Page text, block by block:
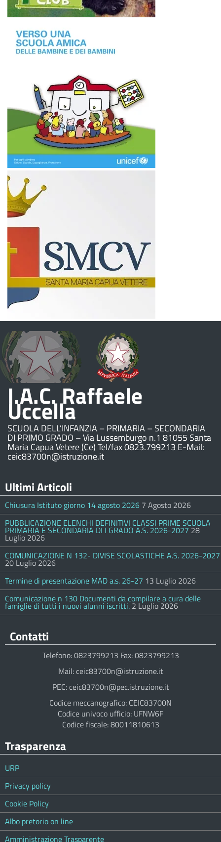
I.A.C. Raffaele
Uccella
SCUOLA DELL’INFANZIA – PRIMARIA – SECONDARIA
DI PRIMO GRADO – Via Lussemburgo n.1 81055 Santa
Maria Capua Vetere (Ce) Tel/fax 0823.799213 E-Mail:
ceic83700n@istruzione.it
Ultimi Articoli
Chiusura Istituto giorno 14 agosto 2026 7 Agosto 2026
PUBBLICAZIONE ELENCHI DEFINITIVI CLASSI PRIME SCUOLA
PRIMARIA E SECONDARIA DI I GRADO A.S. 2026-2027 28
Luglio 2026
COMUNICAZIONE N 132- DIVISE SCOLASTICHE A.S. 2026-2027
20 Luglio 2026
Termine di presentazione MAD a.s. 26-27 13 Luglio 2026
Comunicazione n 130 Documenti da compilare a cura delle
famiglie di tutti i nuovi alunni iscritti. 2 Luglio 2026
Contatti
Telefono: 0823799213 Fax: 0823799213
Mail: ceic83700n@istruzione.it
PEC: ceic83700n@pec.istruzione.it
Codice meccanografico: CEIC83700N
Codice univoco ufficio: UFNW6F
Codice fiscale: 80011810613
Trasparenza
URP
Privacy policy
Cookie Policy
Albo pretorio on line
Amministrazione Trasparente